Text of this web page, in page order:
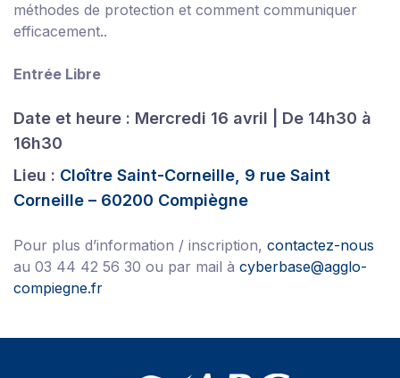
méthodes de protection et comment communiquer
efficacement..
Entrée Libre
Date et heure : Mercredi 16 avril | De 14h30 à
16h30
Lieu : Cloître Saint-Corneille, 9 rue Saint
Corneille – 60200 Compiègne
Pour plus d’information / inscription, contactez-nous
au 03 44 42 56 30 ou par mail à cyberbase@agglo-
compiegne.fr